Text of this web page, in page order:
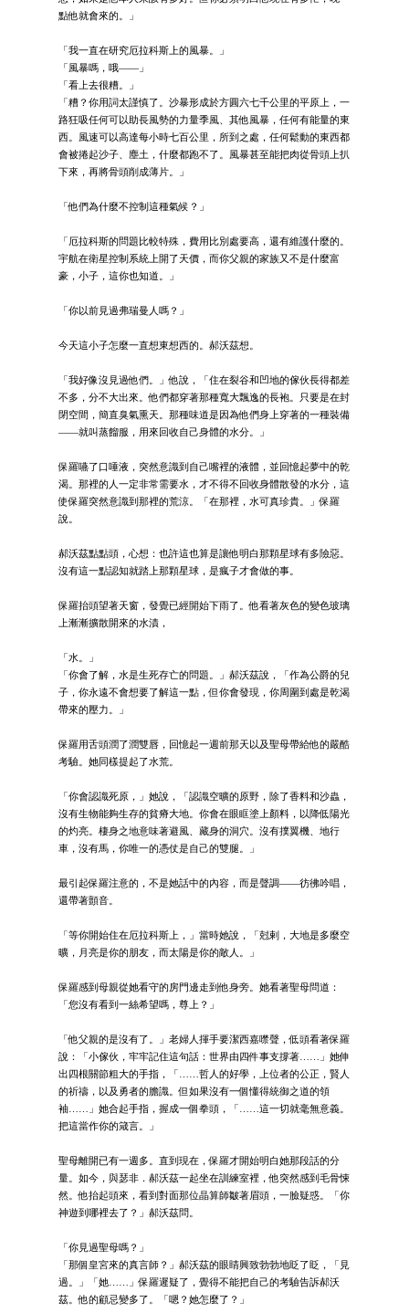
點他就會來的。」
「我一直在研究厄拉科斯上的風暴。」
「風暴嗎，哦——」
「看上去很糟。」
「糟？你用詞太謹慎了。沙暴形成於方圓六七千公里的平原上，一
路狂吸任何可以助長風勢的力量季風、其他風暴，任何有能量的東
西。風速可以高達每小時七百公里，所到之處，任何鬆動的東西都
會被捲起沙子、塵土，什麼都跑不了。風暴甚至能把肉從骨頭上扒
下來，再將骨頭削成薄片。」
「他們為什麼不控制這種氣候？」
「厄拉科斯的問題比較特殊，費用比別處要高，還有維護什麼的。
宇航在衛星控制系統上開了天價，而你父親的家族又不是什麼富
豪，小子，這你也知道。」
「你以前見過弗瑞曼人嗎？」
今天這小子怎麼一直想東想西的。郝沃茲想。
「我好像沒見過他們。」他說，「住在裂谷和凹地的傢伙長得都差
不多，分不大出來。他們都穿著那種寬大飄逸的長袍。只要是在封
閉空間，簡直臭氣熏天。那種味道是因為他們身上穿著的一種裝備
——就叫蒸餾服，用來回收自己身體的水分。」
保羅嚥了口唾液，突然意識到自己嘴裡的液體，並回憶起夢中的乾
渴。那裡的人一定非常需要水，才不得不回收身體散發的水分，這
使保羅突然意識到那裡的荒涼。「在那裡，水可真珍貴。」保羅
說。
郝沃茲點點頭，心想：也許這也算是讓他明白那顆星球有多險惡。
沒有這一點認知就踏上那顆星球，是瘋子才會做的事。
保羅抬頭望著天窗，發覺已經開始下雨了。他看著灰色的變色玻璃
上漸漸擴散開來的水漬，
「水。」
「你會了解，水是生死存亡的問題。」郝沃茲說，「作為公爵的兒
子，你永遠不會想要了解這一點，但你會發現，你周圍到處是乾渴
帶來的壓力。」
保羅用舌頭潤了潤雙唇，回憶起一週前那天以及聖母帶給他的嚴酷
考驗。她同樣提起了水荒。
「你會認識死原，」她說，「認識空曠的原野，除了香料和沙蟲，
沒有生物能夠生存的貧瘠大地。你會在眼眶塗上顏料，以降低陽光
的灼亮。棲身之地意味著避風、藏身的洞穴。沒有撲翼機、地行
車，沒有馬，你唯一的憑仗是自己的雙腿。」
最引起保羅注意的，不是她話中的內容，而是聲調——彷彿吟唱，
還帶著顫音。
「等你開始住在厄拉科斯上，」當時她說，「尅剌，大地是多麼空
曠，月亮是你的朋友，而太陽是你的敵人。」
保羅感到母親從她看守的房門邊走到他身旁。她看著聖母問道：
「您沒有看到一絲希望嗎，尊上？」
「他父親的是沒有了。」老婦人揮手要潔西嘉噤聲，低頭看著保羅
說：「小傢伙，牢牢記住這句話：世界由四件事支撐著……」她伸
出四根關節粗大的手指，「……哲人的好學，上位者的公正，賢人
的祈禱，以及勇者的膽識。但如果沒有一個懂得統御之道的領
袖……」她合起手指，握成一個拳頭，「……這一切就毫無意義。
把這當作你的箴言。」
聖母離開已有一週多。直到現在，保羅才開始明白她那段話的分
量。如今，與瑟非．郝沃茲一起坐在訓練室裡，他突然感到毛骨悚
然。他抬起頭來，看到對面那位晶算師皺著眉頭，一臉疑惑。「你
神遊到哪裡去了？」郝沃茲問。
「你見過聖母嗎？」
「那個皇宮來的真言師？」郝沃茲的眼睛興致勃勃地眨了眨，「見
過。」「她……」保羅遲疑了，覺得不能把自己的考驗告訴郝沃
茲。他的顧忌變多了。「嗯？她怎麼了？」